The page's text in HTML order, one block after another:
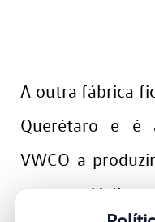
A outra fábrica
Querétaro e é
VWCO a
marca